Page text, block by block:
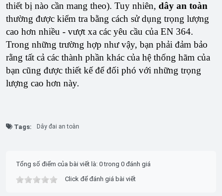
thiết bị nào cần mang theo). Tuy nhiên, dây an toàn
thường được kiểm tra bằng cách sử dụng trọng lượng
cao hơn nhiều - vượt xa các yêu cầu của EN 364.
Trong những trường hợp như vậy, bạn phải đảm bảo
rằng tất cả các thành phần khác của hệ thống hãm của
bạn cũng được thiết kế để đối phó với những trọng
lượng cao hơn này.
Tags: Dây đai an toàn
Tổng số điểm của bài viết là: 0 trong 0 đánh giá
Click để đánh giá bài viết